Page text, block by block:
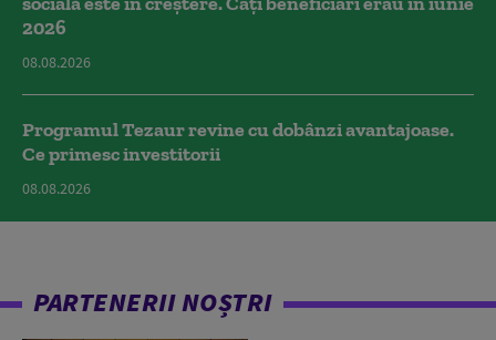
2026
08.08.2026
Programul Tezaur revine cu dobânzi avantajoase.
Ce primesc investitorii
08.08.2026
PARTENERII NOȘTRI